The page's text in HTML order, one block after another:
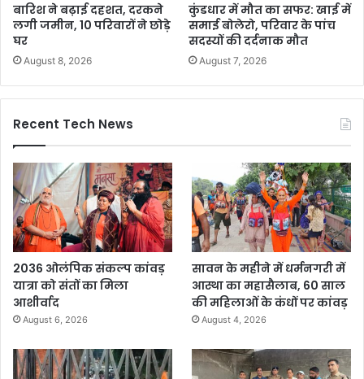
बारिश ने बढ़ाई दहशत, दरकने
लगी जमीन, 10 परिवारों ने छोड़े
घर
August 8, 2026
कुंडधार में मौत का सफर: खाई में
समाई बोलेरो, परिवार के पांच
सदस्यों की दर्दनाक मौत
August 7, 2026
Recent Tech News
2036 ओलंपिक संकल्प कांवड़
यात्रा को संतों का मिला
आशीर्वाद
August 6, 2026
सावन के महीने में धर्मनगरी में
आस्था का महासैलाब, 60 साल
की महिलाओं के कंधों पर कांवड़
August 4, 2026